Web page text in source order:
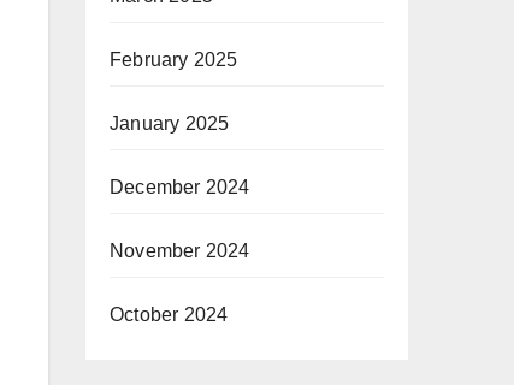
February 2025
January 2025
December 2024
November 2024
October 2024